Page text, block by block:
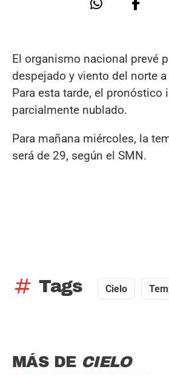
El organismo nacional prevé
despejado y viento del norte
Para esta tarde, el pronóstico
parcialmente nublado.
Para mañana miércoles, la
será de 29, según el SMN.
tag Tags Cielo
MÁS DE CIELO